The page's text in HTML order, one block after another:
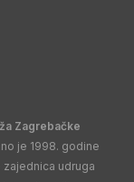
Zagrebačke
je 1998. godine
udruga